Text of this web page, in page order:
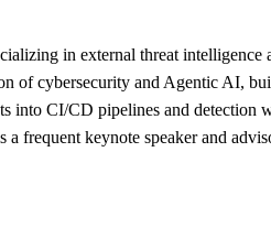
in external threat intelligence
of cybersecurity and Agentic AI,
into CI/CD pipelines and detection
frequent keynote speaker and